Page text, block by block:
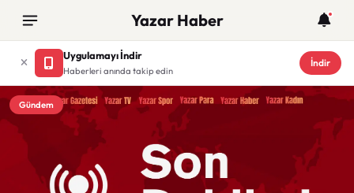
Yazar Haber
Uygulamayı İndir
Haberleri anında takip edin
İndir
Gündem